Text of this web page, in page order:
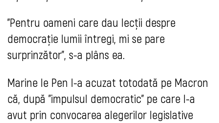
"Pentru oameni care dau lecţii despre
democraţie lumii întregi, mi se pare
surprinzător", s-a plâns ea.
Marine le Pen l-a acuzat totodată pe Macron
că, după "impulsul democratic" pe care l-a
avut prin convocarea alegerilor legislative